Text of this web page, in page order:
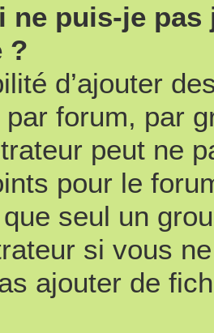
ne puis-je
?
d’ajouter
forum, par
peut ne
pour le
seul un
si vous
ajouter de